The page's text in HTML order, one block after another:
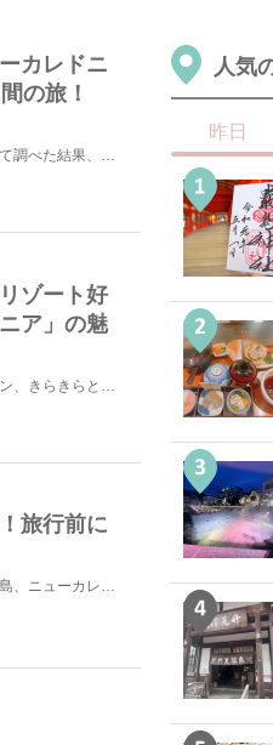
カレドニ
の旅！
行きたかった国・ニューカレドニアとバヌアツについて調べた結果、シドニーから船でも行けることを知り、憧...
ゾート好
ア」の魅
旅行前に
日本との時差２時間。直行便でおよそ８時間半の南の島、ニューカレドニアへ行ってきました。今回は、ニュー...
人気
昨日